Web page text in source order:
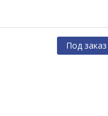
Под заказ